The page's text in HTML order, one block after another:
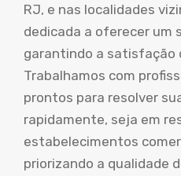
RJ, e nas localidades
dedicada a oferecer um
garantindo a satisfação
Trabalhamos com
prontos para resolver
rapidamente, seja em
estabelecimentos
priorizando a qualidade